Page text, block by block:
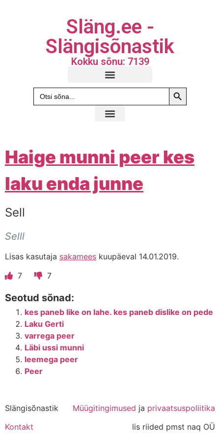
Släng.ee -
Slängisõnastik
Kokku sõnu: 7139
Search
for:
Search
Haige munni peer kes
laku enda junne
Sell
Selll
Lisas kasutaja sakamees kuupäeval 14.01.2019.
7
7
Seotud sõnad:
kes paneb like on lahe. kes paneb dislike on pede
Laku Gerti
varrega peer
Läbi ussi munni
leemega peer
Peer
Slängisõnastik Müügitingimused ja privaatsuspoliitika
Kontakt
lis riided pmst naq OÜ